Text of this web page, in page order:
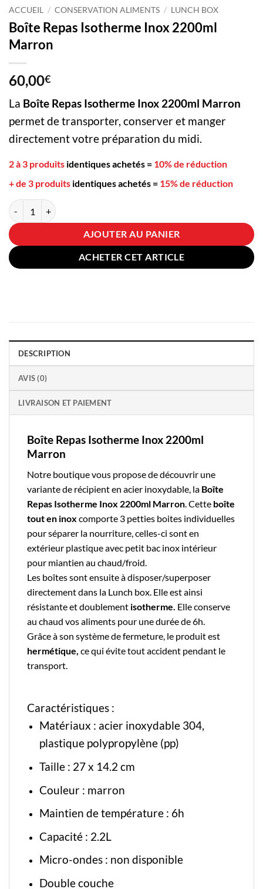
ACCUEIL / CONSERVATION ALIMENTS / LUNCH BOX
Boîte Repas Isotherme Inox 2200ml
Marron
60,00€
La Boîte Repas Isotherme Inox 2200ml Marron
permet de transporter, conserver et manger
directement votre préparation du midi.
2 à 3 produits identiques achetés = 10% de réduction
+ de 3 produits identiques achetés = 15% de réduction
quantité de Boîte Repas Isotherme Inox 2200ml Marron
AJOUTER AU PANIER
ACHETER CET ARTICLE
DESCRIPTION
AVIS (0)
LIVRAISON ET PAIEMENT
Boîte Repas Isotherme Inox 2200ml
Marron
Notre boutique vous propose de découvrir une
variante de récipient en acier inoxydable , la Boîte
Repas Isotherme Inox 2200ml Marron . Cette boîte
tout en inox comporte 3 petties boites individuelles
pour séparer la nourriture, celles-ci sont en
extérieur plastique avec petit bac inox intérieur
pour miantien au chaud/froid.
Les boîtes sont ensuite à disposer/superposer
directement dans la Lunch box. Elle est ainsi
résistante et doublement isotherme. Elle conserve
au chaud vos aliments pour une durée de 6h.
Grâce à son système de fermeture, le produit est
hermétique, ce qui évite tout accident pendant le
transport.
Caractéristiques :
Matériaux : acier inoxydable 304,
plastique polypropylène (pp)
Taille : 27 x 14.2 cm
Couleur : marron
Maintien de température : 6h
Capacité : 2.2L
Micro-ondes : non disponible
Double couche